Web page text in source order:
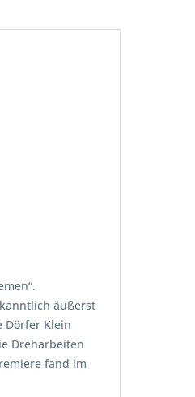
äußerst
Dörfer Klein
Dreharbeiten
fand im